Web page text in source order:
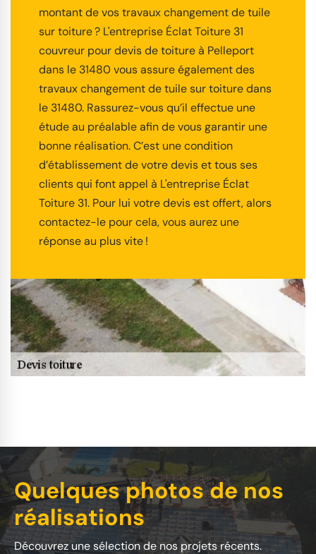
montant de vos travaux changement de tuile
sur toiture ? L'entreprise Éclat Toiture 31
couvreur pour devis de toiture à Pelleport
dans le 31480 vous assure également des
travaux changement de tuile sur toiture dans
le 31480. Rassurez-vous qu’il effectue une
étude au préalable afin de vous garantir une
bonne réalisation. C’est une condition
d’établissement de votre devis et tous ses
clients qui font appel à L'entreprise Éclat
Toiture 31. Pour lui votre devis est offert, alors
contactez-le pour cela, vous aurez une
réponse au plus vite !
Quelques photos de nos
réalisations
Découvrez une sélection de nos projets récents.